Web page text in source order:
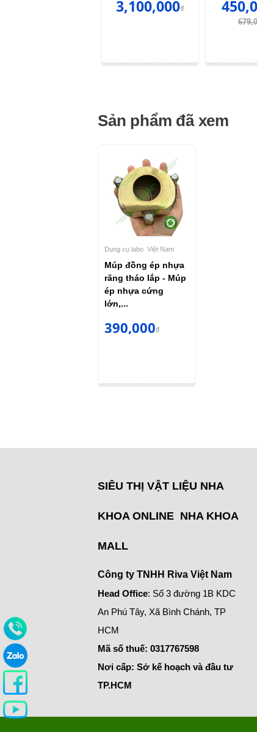
Sản phẩm đã xem
Dụng cụ labo Việt Nam
Múp đồng ép nhựa
răng tháo lắp - Múp
ép nhựa cứng
lớn,...
390,000₫
SIÊU THỊ VẬT LIỆU NHA
KHOA ONLINE NHA KHOA
MALL
Công ty TNHH Riva Việt Nam
Head Office: Số 3 đường 1B KDC
An Phú Tây, Xã Bình Chánh, TP
HCM
Mã số thuế: 0317767598
Nơi cấp: Sở kế hoạch và đầu tư
TP.HCM